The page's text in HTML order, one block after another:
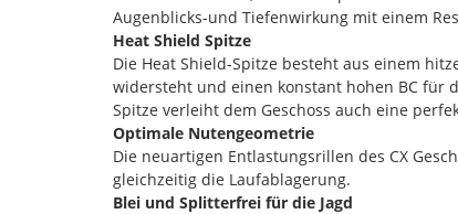
Augenblicks-und Tiefenwirkung mit einem
Heat Shield Spitze
Die Heat Shield-Spitze besteht aus einem
widersteht und einen konstant hohen BC für
Spitze verleiht dem Geschoss auch eine
Optimale Nutengeometrie
Die neuartigen Entlastungsrillen des CX
gleichzeitig die Laufablagerung.
Blei und Splitterfrei für die Jagd